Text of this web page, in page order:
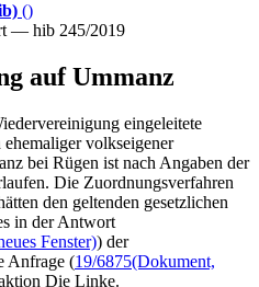
()
— hib 245/2019
auf Ummanz
eingeleitete
volkseigener
bei Rügen ist nach Angaben der
Die Zuordnungsverfahren
den geltenden gesetzlichen
in der Antwort
Fenster)) der
Anfrage (19/6875(Dokument,
Die Linke.